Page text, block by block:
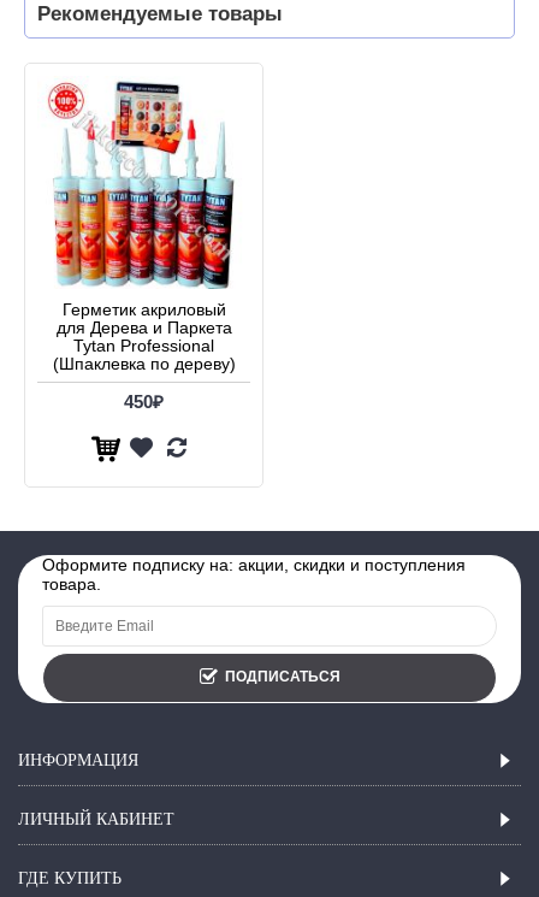
Рекомендуемые товары
Герметик акриловый
для Дерева и Паркета
Tytan Professional
(Шпаклевка по дереву)
450₽
Оформите подписку на: акции, скидки и поступления
товара.
ПОДПИСАТЬСЯ
ИНФОРМАЦИЯ
ЛИЧНЫЙ КАБИНЕТ
ГДЕ КУПИТЬ